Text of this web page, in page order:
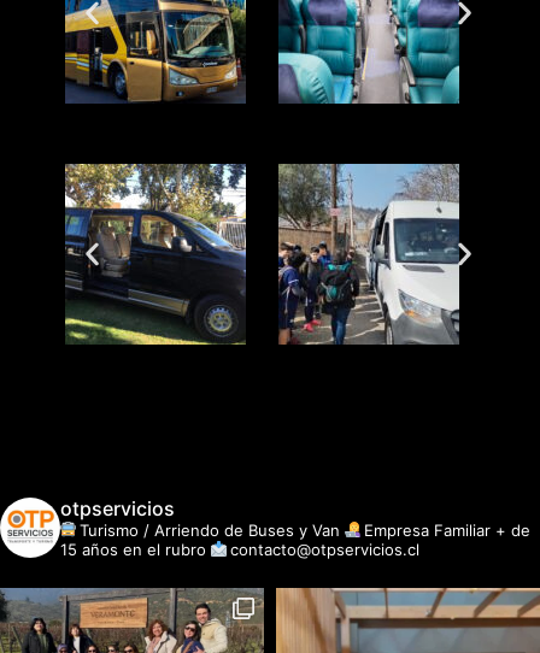
otpservicios
Turismo / Arriendo de Buses y Van
Empresa Familiar + de
15 años en el rubro
contacto@otpservicios.cl